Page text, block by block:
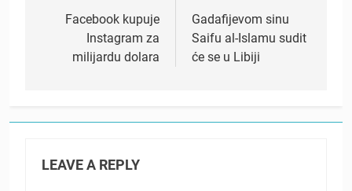
navigation
Facebook kupuje
Instagram za
milijardu dolara
Gadafijevom sinu
Saifu al-Islamu sudit
će se u Libiji
LEAVE A REPLY